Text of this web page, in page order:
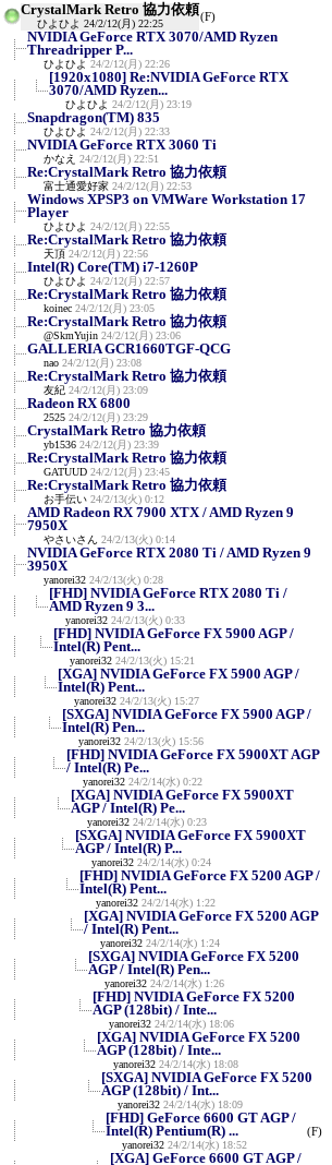
CrystalMark Retro 協力依頼
ひよひよ 24/2/12(月) 22:25
(F)
NVIDIA GeForce RTX 3070/AMD Ryzen
Threadripper P...
ひよひよ 24/2/12(月) 22:26
[1920x1080] Re:NVIDIA GeForce RTX
3070/AMD Ryzen...
ひよひよ 24/2/12(月) 23:19
Snapdragon(TM) 835
ひよひよ 24/2/12(月) 22:33
NVIDIA GeForce RTX 3060 Ti
かなえ 24/2/12(月) 22:51
Re:CrystalMark Retro 協力依頼
富士通愛好家 24/2/12(月) 22:53
Windows XPSP3 on VMWare Workstation 17
Player
ひよひよ 24/2/12(月) 22:55
Re:CrystalMark Retro 協力依頼
天頂 24/2/12(月) 22:56
Intel(R) Core(TM) i7-1260P
ひよひよ 24/2/12(月) 22:57
Re:CrystalMark Retro 協力依頼
koinec 24/2/12(月) 23:05
Re:CrystalMark Retro 協力依頼
@SkmYujin 24/2/12(月) 23:06
GALLERIA GCR1660TGF-QCG
nao 24/2/12(月) 23:08
Re:CrystalMark Retro 協力依頼
友紀 24/2/12(月) 23:09
Radeon RX 6800
2525 24/2/12(月) 23:29
CrystalMark Retro 協力依頼
yb1536 24/2/12(月) 23:39
Re:CrystalMark Retro 協力依頼
GATUUD 24/2/12(月) 23:45
Re:CrystalMark Retro 協力依頼
お手伝い 24/2/13(火) 0:12
AMD Radeon RX 7900 XTX / AMD Ryzen 9
7950X
やさいさん 24/2/13(火) 0:14
NVIDIA GeForce RTX 2080 Ti / AMD Ryzen 9
3950X
yanorei32 24/2/13(火) 0:28
[FHD] NVIDIA GeForce RTX 2080 Ti /
AMD Ryzen 9 3...
yanorei32 24/2/13(火) 0:33
[FHD] NVIDIA GeForce FX 5900 AGP /
Intel(R) Pent...
yanorei32 24/2/13(火) 15:21
[XGA] NVIDIA GeForce FX 5900 AGP /
Intel(R) Pent...
yanorei32 24/2/13(火) 15:27
[SXGA] NVIDIA GeForce FX 5900 AGP /
Intel(R) Pen...
yanorei32 24/2/13(火) 15:56
[FHD] NVIDIA GeForce FX 5900XT AGP
/ Intel(R) Pe...
yanorei32 24/2/14(水) 0:22
[XGA] NVIDIA GeForce FX 5900XT
AGP / Intel(R) Pe...
yanorei32 24/2/14(水) 0:23
[SXGA] NVIDIA GeForce FX 5900XT
AGP / Intel(R) P...
yanorei32 24/2/14(水) 0:24
[FHD] NVIDIA GeForce FX 5200 AGP /
Intel(R) Pent...
yanorei32 24/2/14(水) 1:22
[XGA] NVIDIA GeForce FX 5200 AGP
/ Intel(R) Pent...
yanorei32 24/2/14(水) 1:24
[SXGA] NVIDIA GeForce FX 5200
AGP / Intel(R) Pen...
yanorei32 24/2/14(水) 1:26
[FHD] NVIDIA GeForce FX 5200
AGP (128bit) / Inte...
yanorei32 24/2/14(水) 18:06
[XGA] NVIDIA GeForce FX 5200
AGP (128bit) / Inte...
yanorei32 24/2/14(水) 18:08
[SXGA] NVIDIA GeForce FX 5200
AGP (128bit) / Int...
yanorei32 24/2/14(水) 18:09
[FHD] GeForce 6600 GT AGP /
Intel(R) Pentium(R) ...
yanorei32 24/2/14(水) 18:52
(F)
[XGA] GeForce 6600 GT AGP /